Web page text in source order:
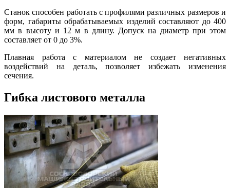
Станок способен работать с профилями различных размеров и
форм, габариты обрабатываемых изделий составляют до 400
мм в высоту и 12 м в длину. Допуск на диаметр при этом
составляет от 0 до 3%.
Плавная работа с материалом не создает негативных
воздействий на деталь, позволяет избежать изменения
сечения.
Гибка листового металла